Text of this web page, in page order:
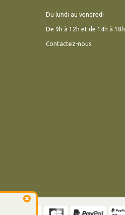
Du lundi au vendredi
De 9h à 12h et de 14h à 18h
Contactez-nous